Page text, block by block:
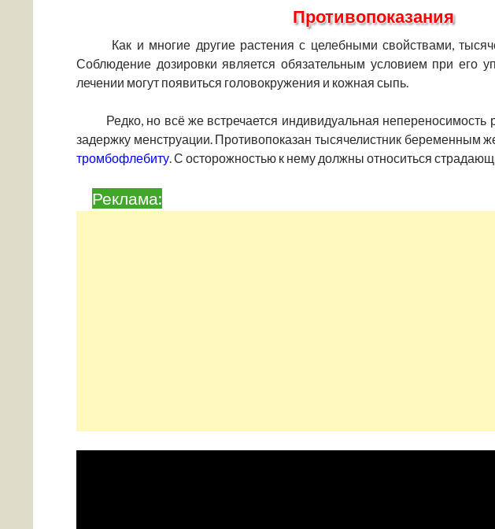
Противопоказания
Как и многие другие растения с целебными свойствами,
Соблюдение дозировки является обязательным условием при его
лечении могут появиться головокружения и кожная сыпь.
Редко, но всё же встречается индивидуальная непереносимость
задержку менструации. Противопоказан тысячелистник беременным
тромбофлебиту. С осторожностью к нему должны относиться
Реклама: